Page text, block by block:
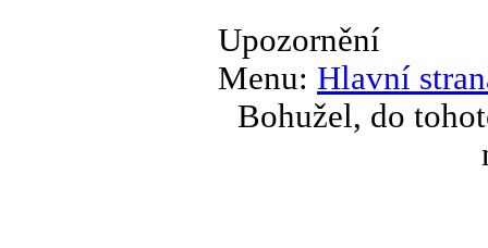
Upozornění
Menu: Hlavní
Bohužel, do